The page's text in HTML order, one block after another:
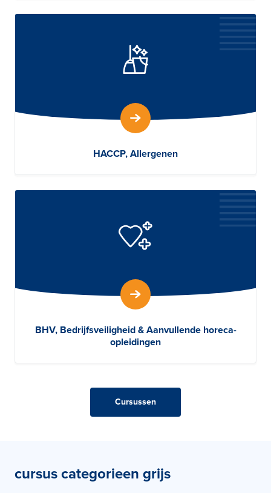
HACCP, Allergenen
BHV, Bedrijfsveiligheid & Aanvullende horeca-
opleidingen
Cursussen
cursus categorieen grijs